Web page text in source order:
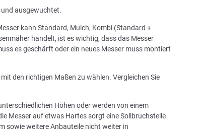
ausgewuchtet.
kann Standard, Mulch, Kombi (Standard +
handelt, ist es wichtig, dass das Messer
es geschärft oder ein neues Messer muss montiert
den richtigen Maßen zu wählen. Vergleichen Sie
Höhen oder werden von einem
Messer auf etwas Hartes sorgt eine Sollbruchstelle
sowie weitere Anbauteile nicht weiter in